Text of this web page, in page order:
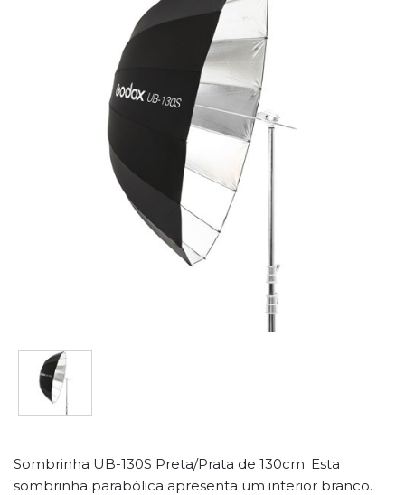
Sombrinha UB-130S Preta/Prata de 130cm. Esta
sombrinha parabólica apresenta um interior branco.